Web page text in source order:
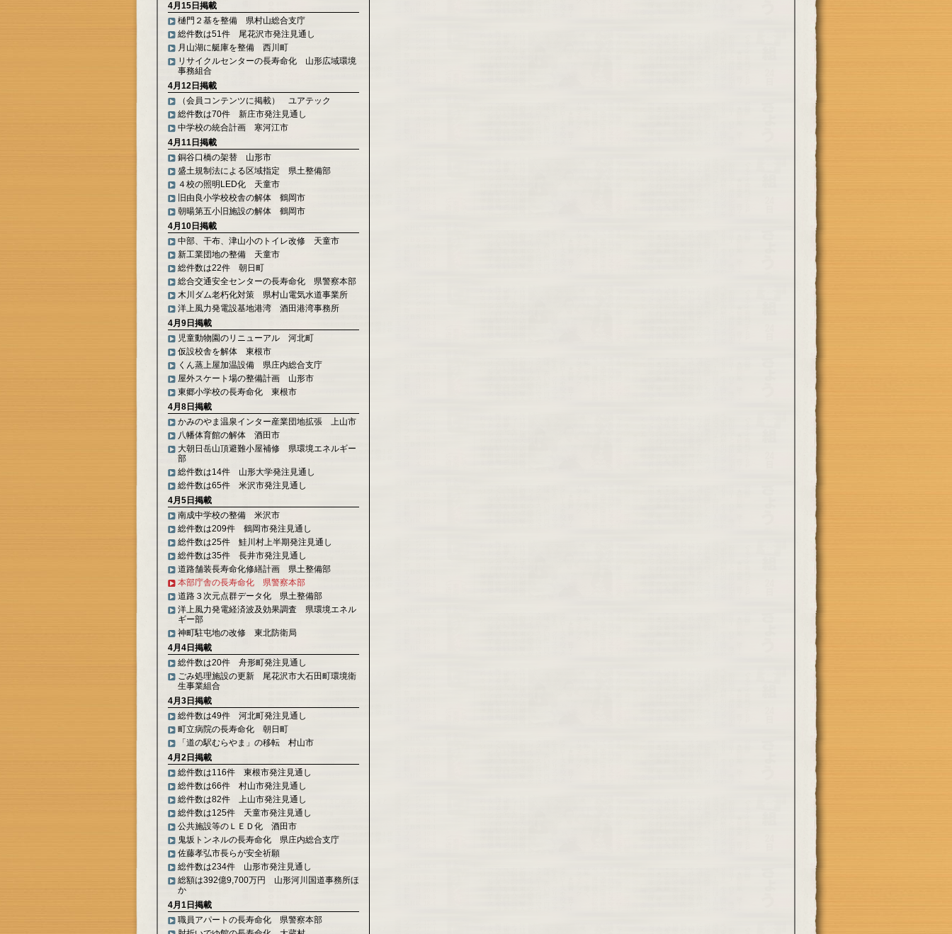
4月15日掲載
樋門２基を整備 県村山総合支庁
総件数は51件 尾花沢市発注見通し
月山湖に艇庫を整備 西川町
リサイクルセンターの長寿命化 山形広域環境
事務組合
4月12日掲載
（会員コンテンツに掲載） ユアテック
総件数は70件 新庄市発注見通し
中学校の統合計画 寒河江市
4月11日掲載
銅谷口橋の架替 山形市
盛土規制法による区域指定 県土整備部
４校の照明LED化 天童市
旧由良小学校校舎の解体 鶴岡市
朝暘第五小旧施設の解体 鶴岡市
4月10日掲載
中部、干布、津山小のトイレ改修 天童市
新工業団地の整備 天童市
総件数は22件 朝日町
総合交通安全センターの長寿命化 県警察本部
木川ダム老朽化対策 県村山電気水道事業所
洋上風力発電設基地港湾 酒田港湾事務所
4月9日掲載
児童動物園のリニューアル 河北町
仮設校舎を解体 東根市
くん蒸上屋加温設備 県庄内総合支庁
屋外スケート場の整備計画 山形市
東郷小学校の長寿命化 東根市
4月8日掲載
かみのやま温泉インター産業団地拡張 上山市
八幡体育館の解体 酒田市
大朝日岳山頂避難小屋補修 県環境エネルギー
部
総件数は14件 山形大学発注見通し
総件数は65件 米沢市発注見通し
4月5日掲載
南成中学校の整備 米沢市
総件数は209件 鶴岡市発注見通し
総件数は25件 鮭川村上半期発注見通し
総件数は35件 長井市発注見通し
道路舗装長寿命化修繕計画 県土整備部
本部庁舎の長寿命化 県警察本部
道路３次元点群データ化 県土整備部
洋上風力発電経済波及効果調査 県環境エネル
ギー部
神町駐屯地の改修 東北防衛局
4月4日掲載
総件数は20件 舟形町発注見通し
ごみ処理施設の更新 尾花沢市大石田町環境衛
生事業組合
4月3日掲載
総件数は49件 河北町発注見通し
町立病院の長寿命化 朝日町
「道の駅むらやま」の移転 村山市
4月2日掲載
総件数は116件 東根市発注見通し
総件数は66件 村山市発注見通し
総件数は82件 上山市発注見通し
総件数は125件 天童市発注見通し
公共施設等のＬＥＤ化 酒田市
鬼坂トンネルの長寿命化 県庄内総合支庁
佐藤孝弘市長らが安全祈願
総件数は234件 山形市発注見通し
総額は392億9,700万円 山形河川国道事務所ほ
か
4月1日掲載
職員アパートの長寿命化 県警察本部